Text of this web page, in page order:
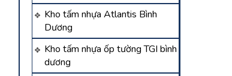
Kho tấm nhựa Atlantis Bình
Dương
Kho tấm nhựa ốp tường TGI bình
dương